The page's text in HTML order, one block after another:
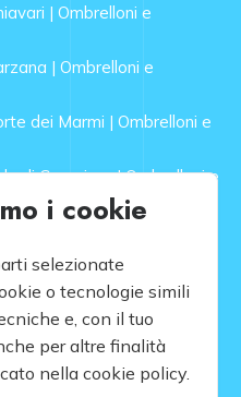
| Ombrelloni e
| Ombrelloni e
dei Marmi | Ombrelloni e
di Camaiore | Ombrelloni e
| Ombrelloni e
i cookie
selezionate
o tecnologie simili
e, con il tuo
per altre finalità
nella cookie policy.